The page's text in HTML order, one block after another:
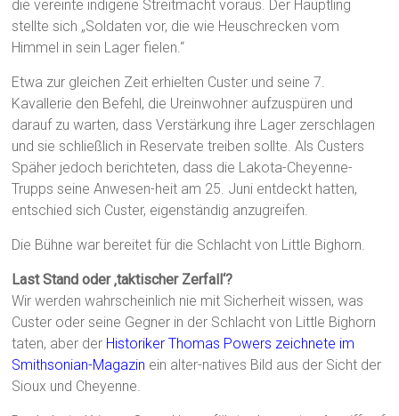
die vereinte indigene Streitmacht voraus. Der Häuptling
stellte sich „Soldaten vor, die wie Heuschrecken vom
Himmel in sein Lager fielen.“
Etwa zur gleichen Zeit erhielten Custer und seine 7.
Kavallerie den Befehl, die Ureinwohner aufzuspüren und
darauf zu warten, dass Verstärkung ihre Lager zerschlagen
und sie schließlich in Reservate treiben sollte. Als Custers
Späher jedoch berichteten, dass die Lakota-Cheyenne-
Trupps seine Anwesen-heit am 25. Juni entdeckt hatten,
entschied sich Custer, eigenständig anzugreifen.
Die Bühne war bereitet für die Schlacht von Little Bighorn.
Last Stand oder ‚taktischer Zerfall‘?
Wir werden wahrscheinlich nie mit Sicherheit wissen, was
Custer oder seine Gegner in der Schlacht von Little Bighorn
taten, aber der Historiker Thomas Powers zeichnete im
Smithsonian-Magazin ein alter-natives Bild aus der Sicht der
Sioux und Cheyenne.